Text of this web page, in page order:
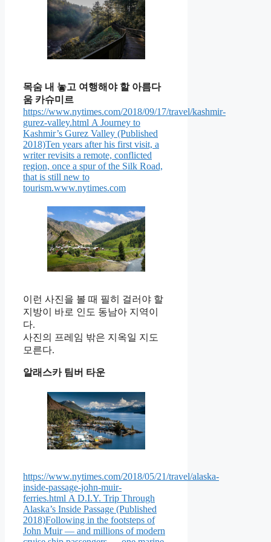
목숨 내 놓고 여행해야 할 아름다
움 카슈미르
https://www.nytimes.com/2018/09/17/travel/kashmir-
gurez-valley.html A Journey to
Kashmir’s Gurez Valley (Published
2018)Ten years after his first visit, a
writer revisits a remote, conflicted
region, once a spur of the Silk Road,
that is still new to
tourism.www.nytimes.com
이런 사진을 볼 때 필히 걸러야 할
지방이 바로 인도 동남아 지역이
다.
사진의 프레임 밖은 지옥일 지도
모른다.
알래스카 팀버 타운
https://www.nytimes.com/2018/05/21/travel/alaska-
inside-passage-john-muir-
ferries.html A D.I.Y. Trip Through
Alaska’s Inside Passage (Published
2018)Following in the footsteps of
John Muir — and millions of modern